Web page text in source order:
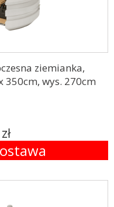
ziemianka,
350cm, wys. 270cm